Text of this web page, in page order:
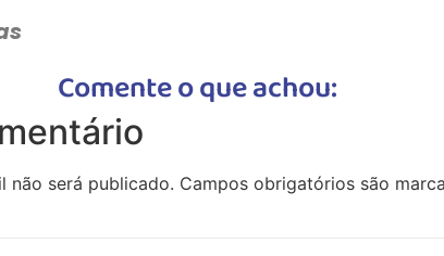
Comente o que achou:
não será publicado. Campos obrigatórios são